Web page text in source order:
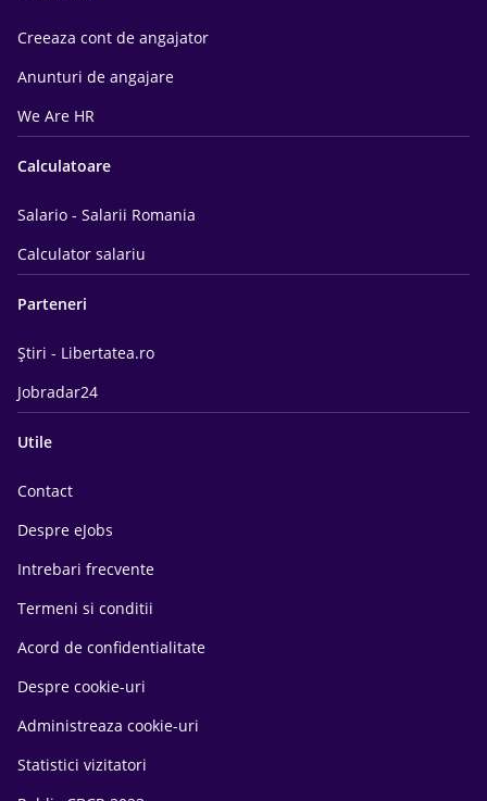
Creeaza cont de angajator
Anunturi de angajare
We Are HR
Calculatoare
Salario - Salarii Romania
Calculator salariu
Parteneri
Știri - Libertatea.ro
Jobradar24
Utile
Contact
Despre eJobs
Intrebari frecvente
Termeni si conditii
Acord de confidentialitate
Despre cookie-uri
Administreaza cookie-uri
Statistici vizitatori